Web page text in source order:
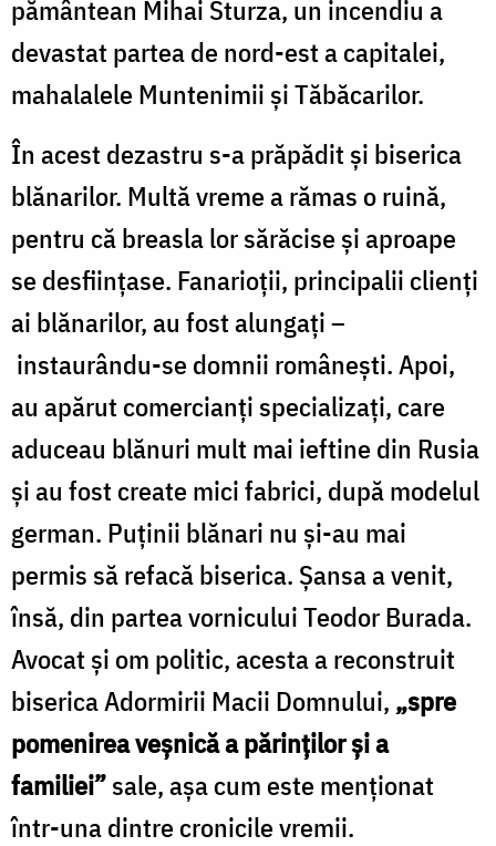
pământean Mihai Sturza, un incendiu a
devastat partea de nord-est a capitalei,
mahalalele Muntenimii și Tăbăcarilor.
În acest dezastru s-a prăpădit și biserica
blănarilor. Multă vreme a rămas o ruină,
pentru că breasla lor sărăcise și aproape
se desființase. Fanarioții, principalii clienți
ai blănarilor, au fost alungați –
instaurându-se domnii românești. Apoi,
au apărut comercianți specializați, care
aduceau blănuri mult mai ieftine din Rusia
și au fost create mici fabrici, după modelul
german. Puținii blănari nu și-au mai
permis să refacă biserica. Șansa a venit,
însă, din partea vornicului Teodor Burada.
Avocat și om politic, acesta a reconstruit
biserica Adormirii Macii Domnului, „spre
pomenirea veșnică a părinților și a
familiei”sale, așa cum este menționat
într-una dintre cronicile vremii.